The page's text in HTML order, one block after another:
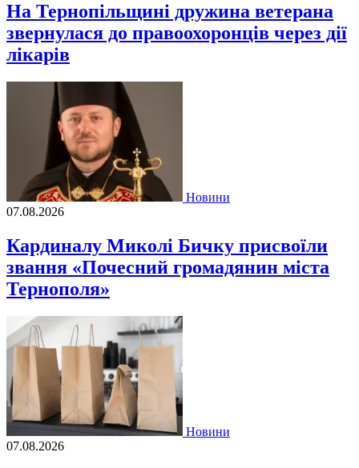
На Тернопільщині дружина ветерана
звернулася до правоохоронців через дії
лікарів
Новини
07.08.2026
Кардиналу Миколі Бичку присвоїли
звання «Почесний громадянин міста
Тернополя»
Новини
07.08.2026